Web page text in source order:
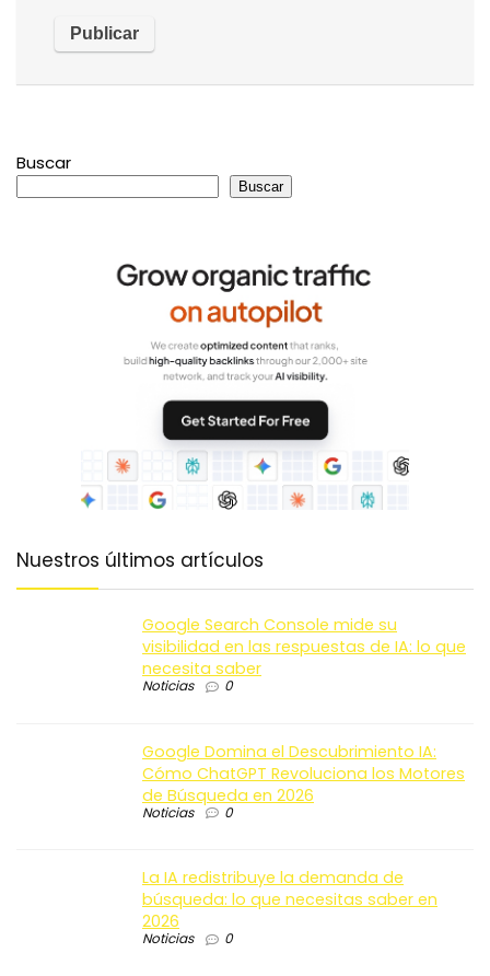
Buscar
Buscar
Nuestros últimos artículos
Google Search Console mide su
visibilidad en las respuestas de IA: lo que
necesita saber
Noticias 0
Google Domina el Descubrimiento IA:
Cómo ChatGPT Revoluciona los Motores
de Búsqueda en 2026
Noticias 0
La IA redistribuye la demanda de
búsqueda: lo que necesitas saber en
2026
Noticias 0